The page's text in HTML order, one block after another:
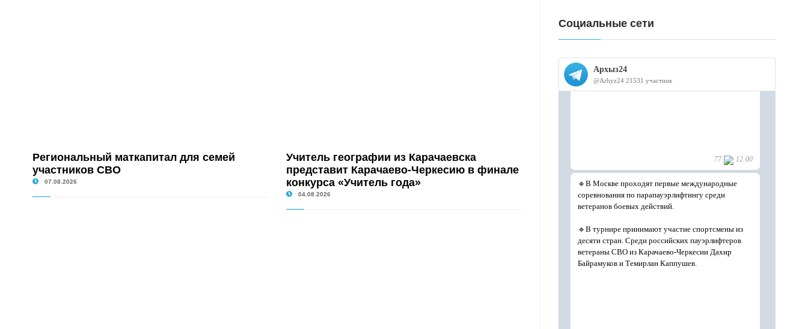
Региональный маткапитал для семей
участников СВО
07.08.2026
Учитель географии из Карачаевска
представит Карачаево-Черкесию в финале
конкурса «Учитель года»
04.08.2026
Социальные сети